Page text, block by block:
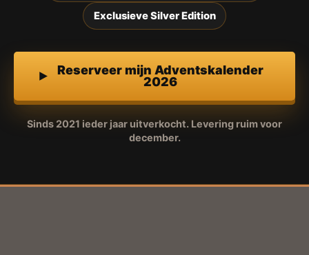
Exclusieve Silver Edition
Reserveer mijn Adventskalender
2026
Sinds 2021 ieder jaar uitverkocht. Levering ruim voor
december.